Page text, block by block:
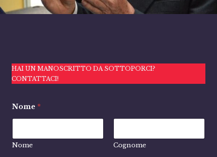
HAI UN MANOSCRITTO DA SOTTOPORCI?
CONTATTACI!
Nome *
Nome Cognome